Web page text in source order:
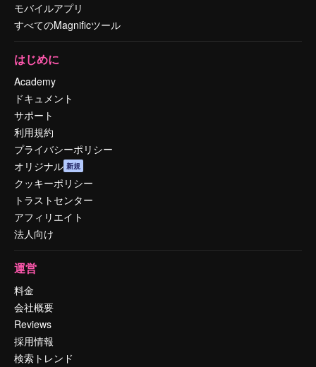
モバイルアプリ
すべてのMagnificツール
はじめに
Academy
ドキュメント
サポート
利用規約
プライバシーポリシー
オリジナル 新規
クッキーポリシー
トラストセンター
アフィリエイト
法人向け
運営
料金
会社概要
Reviews
採用情報
検索トレンド